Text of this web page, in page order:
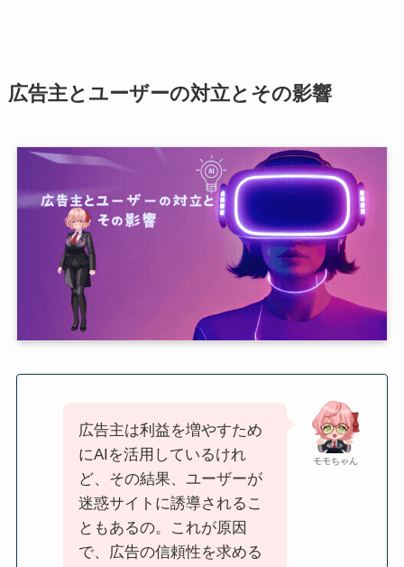
広告主とユーザーの対立とその影響
モモちゃん
広告主は利益を増やすため
にAIを活用しているけれ
ど、その結果、ユーザーが
迷惑サイトに誘導されるこ
ともあるの。これが原因
で、広告の信頼性を求める